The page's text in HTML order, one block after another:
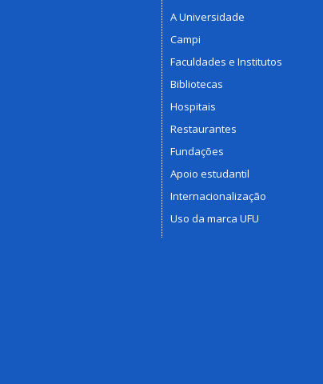
A Universidade
Campi
Faculdades e Institutos
Bibliotecas
Hospitais
Restaurantes
Fundações
Apoio estudantil
Internacionalização
Uso da marca UFU